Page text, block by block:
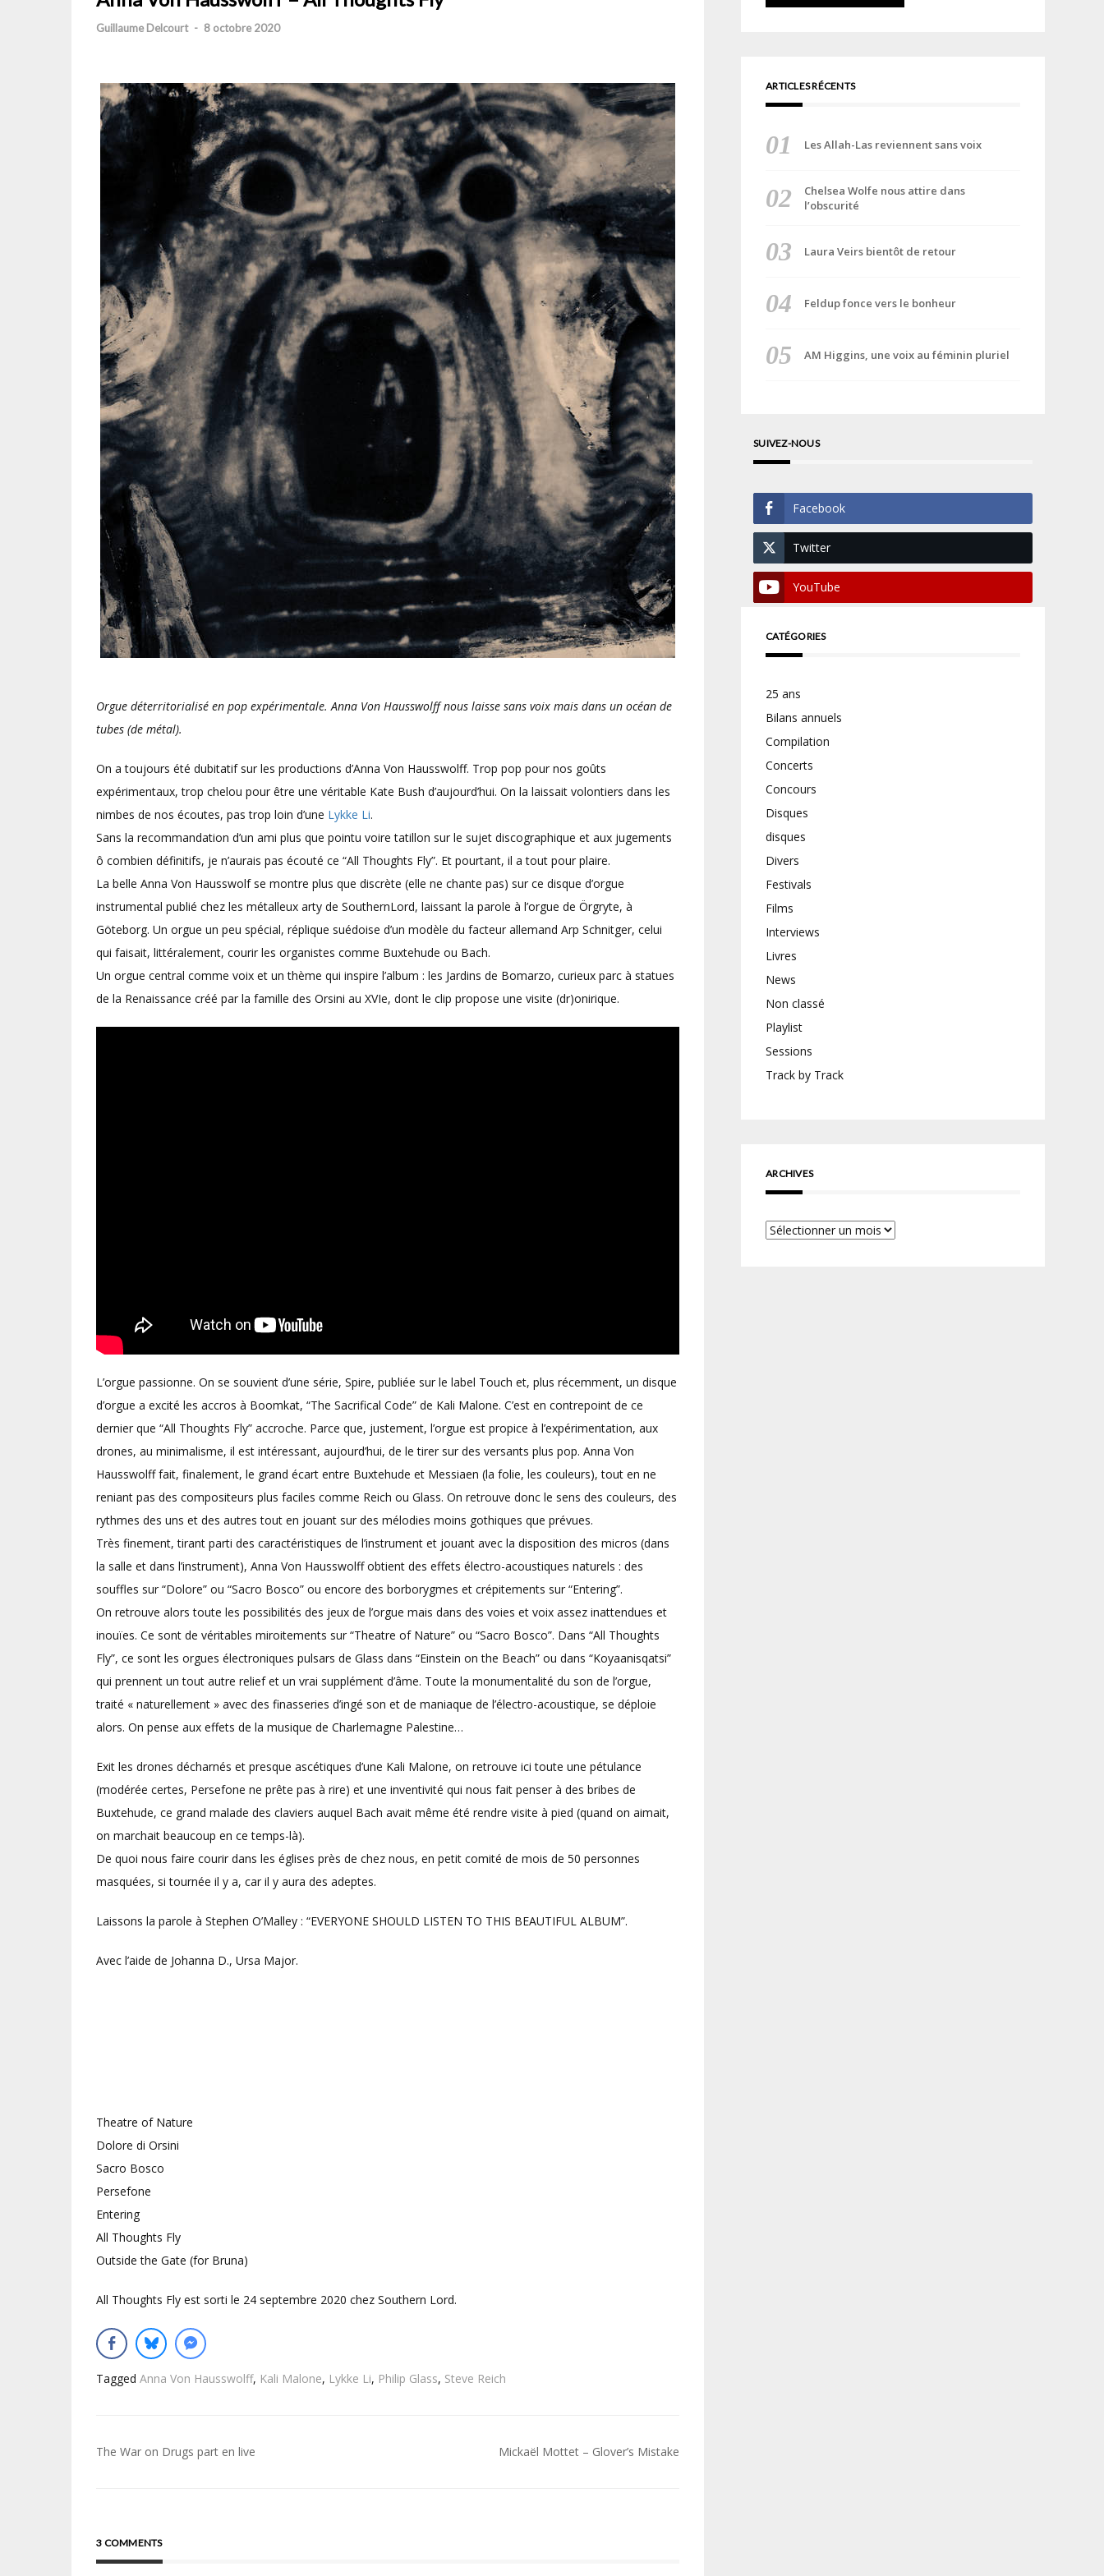
Guillaume Delcourt - 8 octobre 2020
Orgue déterritorialisé en pop expérimentale. Anna Von Hausswolff nous laisse sans voix mais dans un océan de
tubes (de métal).
On a toujours été dubitatif sur les productions d’Anna Von Hausswolff. Trop pop pour nos goûts
expérimentaux, trop chelou pour être une véritable Kate Bush d’aujourd’hui. On la laissait volontiers dans les
nimbes de nos écoutes, pas trop loin d’une Lykke Li.
Sans la recommandation d’un ami plus que pointu voire tatillon sur le sujet discographique et aux jugements
ô combien définitifs, je n’aurais pas écouté ce “All Thoughts Fly”. Et pourtant, il a tout pour plaire.
La belle Anna Von Hausswolf se montre plus que discrète (elle ne chante pas) sur ce disque d’orgue
instrumental publié chez les métalleux arty de SouthernLord, laissant la parole à l’orgue de Örgryte, à
Göteborg. Un orgue un peu spécial, réplique suédoise d’un modèle du facteur allemand Arp Schnitger, celui
qui faisait, littéralement, courir les organistes comme Buxtehude ou Bach.
Un orgue central comme voix et un thème qui inspire l’album : les Jardins de Bomarzo, curieux parc à statues
de la Renaissance créé par la famille des Orsini au XVIe, dont le clip propose une visite (dr)onirique.
L’orgue passionne. On se souvient d’une série, Spire, publiée sur le label Touch et, plus récemment, un disque
d’orgue a excité les accros à Boomkat, “The Sacrifical Code” de Kali Malone. C’est en contrepoint de ce
dernier que “All Thoughts Fly” accroche. Parce que, justement, l’orgue est propice à l’expérimentation, aux
drones, au minimalisme, il est intéressant, aujourd’hui, de le tirer sur des versants plus pop. Anna Von
Hausswolff fait, finalement, le grand écart entre Buxtehude et Messiaen (la folie, les couleurs), tout en ne
reniant pas des compositeurs plus faciles comme Reich ou Glass. On retrouve donc le sens des couleurs, des
rythmes des uns et des autres tout en jouant sur des mélodies moins gothiques que prévues.
Très finement, tirant parti des caractéristiques de l’instrument et jouant avec la disposition des micros (dans
la salle et dans l’instrument), Anna Von Hausswolff obtient des effets électro-acoustiques naturels : des
souffles sur “Dolore” ou “Sacro Bosco” ou encore des borborygmes et crépitements sur “Entering”.
On retrouve alors toute les possibilités des jeux de l’orgue mais dans des voies et voix assez inattendues et
inouïes. Ce sont de véritables miroitements sur “Theatre of Nature” ou “Sacro Bosco”. Dans “All Thoughts
Fly”, ce sont les orgues électroniques pulsars de Glass dans “Einstein on the Beach” ou dans “Koyaanisqatsi”
qui prennent un tout autre relief et un vrai supplément d’âme. Toute la monumentalité du son de l’orgue,
traité « naturellement » avec des finasseries d’ingé son et de maniaque de l’électro-acoustique, se déploie
alors. On pense aux effets de la musique de Charlemagne Palestine…
Exit les drones décharnés et presque ascétiques d’une Kali Malone, on retrouve ici toute une pétulance
(modérée certes, Persefone ne prête pas à rire) et une inventivité qui nous fait penser à des bribes de
Buxtehude, ce grand malade des claviers auquel Bach avait même été rendre visite à pied (quand on aimait,
on marchait beaucoup en ce temps-là).
De quoi nous faire courir dans les églises près de chez nous, en petit comité de mois de 50 personnes
masquées, si tournée il y a, car il y aura des adeptes.
Laissons la parole à Stephen O’Malley : “EVERYONE SHOULD LISTEN TO THIS BEAUTIFUL ALBUM”.
Avec l’aide de Johanna D., Ursa Major.
Theatre of Nature
Dolore di Orsini
Sacro Bosco
Persefone
Entering
All Thoughts Fly
Outside the Gate (for Bruna)
All Thoughts Fly est sorti le 24 septembre 2020 chez Southern Lord.
Tagged Anna Von Hausswolff, Kali Malone, Lykke Li, Philip Glass, Steve Reich
Navigation
The War on Drugs part en live Mickaël Mottet – Glover’s Mistake
3 COMMENTS
ARTICLES RÉCENTS
Les Allah-Las reviennent sans voix
Chelsea Wolfe nous attire dans
l’obscurité
Laura Veirs bientôt de retour
Feldup fonce vers le bonheur
AM Higgins, une voix au féminin pluriel
SUIVEZ-NOUS
Facebook
Twitter
YouTube
CATÉGORIES
25 ans
Bilans annuels
Compilation
Concerts
Concours
Disques
disques
Divers
Festivals
Films
Interviews
Livres
News
Non classé
Playlist
Sessions
Track by Track
ARCHIVES
Archives